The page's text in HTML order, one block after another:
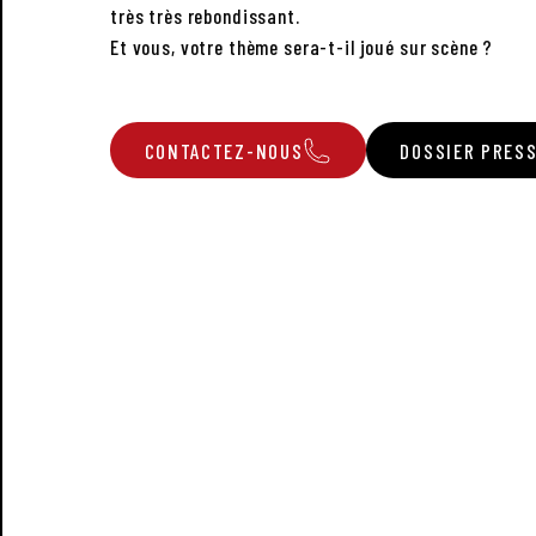
très très rebondissant.
Et vous, votre thème sera-t-il joué sur scène ?
CONTACTEZ-NOUS DOSSIER